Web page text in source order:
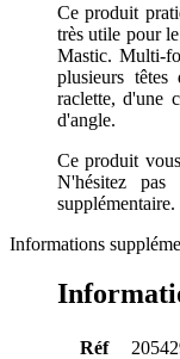
Ce produit
très utile pour
Mastic. Multi-
plusieurs
raclette, d'une
d'angle.
Ce produit
N'hésitez
supplémentaire.
Informations
Réf